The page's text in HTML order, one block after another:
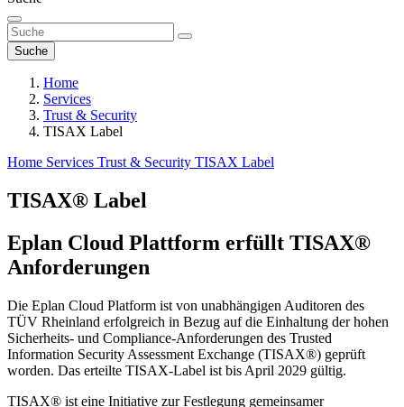
Suche
Home
Services
Trust & Security
TISAX Label
Home Services Trust & Security TISAX Label
TISAX® Label
Eplan Cloud Plattform erfüllt TISAX®
Anforderungen
Die Eplan Cloud Platform ist von unabhängigen Auditoren des
TÜV Rheinland erfolgreich in Bezug auf die Einhaltung der hohen
Sicherheits- und Compliance-Anforderungen des Trusted
Information Security Assessment Exchange (TISAX®) geprüft
worden. Das erteilte TISAX-Label ist bis April 2029 gültig.
TISAX® ist eine Initiative zur Festlegung gemeinsamer